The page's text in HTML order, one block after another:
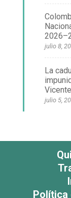
julio 8,
La
julio 5,
Política